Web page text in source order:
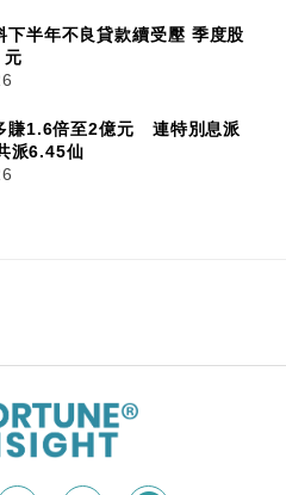
下半年不良貸款續受壓 季度股
元
賺1.6倍至2億元 連特別息派
派6.45仙